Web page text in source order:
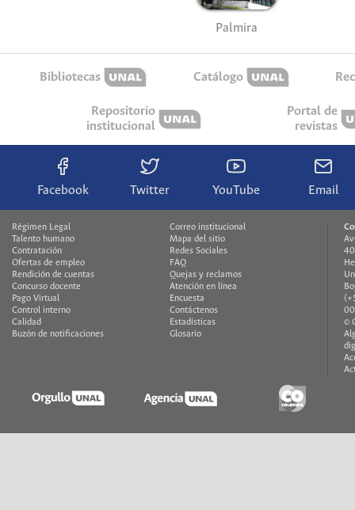
Palmira
Bibliotecas Catálogo
Repositorio
institucional
Portal de
revistas
Facebook Twitter YouTube Email
Régimen Legal
Talento humano
Contratación
Ofertas de empleo
Rendición de cuentas
Concurso docente
Pago Virtual
Control interno
Calidad
Buzón de notificaciones
Correo institucional
Mapa del sitio
Redes Sociales
FAQ
Quejas y reclamos
Atención en línea
Encuesta
Contáctenos
Estadísticas
Glosario
©